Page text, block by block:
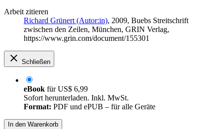
Arbeit zitieren
Richard Grünert (Autor:in), 2009, Buebs Streitschrift
zwischen den Zeilen, München, GRIN Verlag,
https://www.grin.com/document/155301
Schließen
eBook fürUS$ 6,99
Sofort herunterladen. Inkl. MwSt.
Format: PDF und ePUB – für alle Geräte
In den Warenkorb